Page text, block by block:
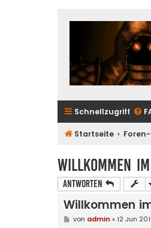
Schnellzugriff
Startseite
Willkommen
Antworten
Willkommen
Bvon admin » 12 Jun